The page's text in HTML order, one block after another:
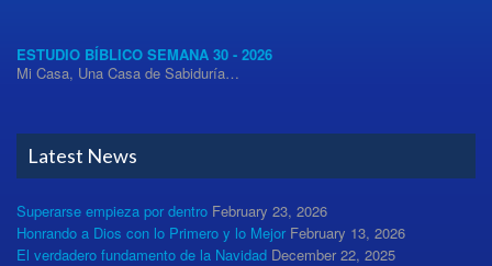
ESTUDIO BÍBLICO SEMANA 30 - 2026
Mi Casa, Una Casa de Sabiduría…
Latest News
Superarse empieza por dentro February 23, 2026
Honrando a Dios con lo Primero y lo Mejor February 13, 2026
El verdadero fundamento de la Navidad December 22, 2025